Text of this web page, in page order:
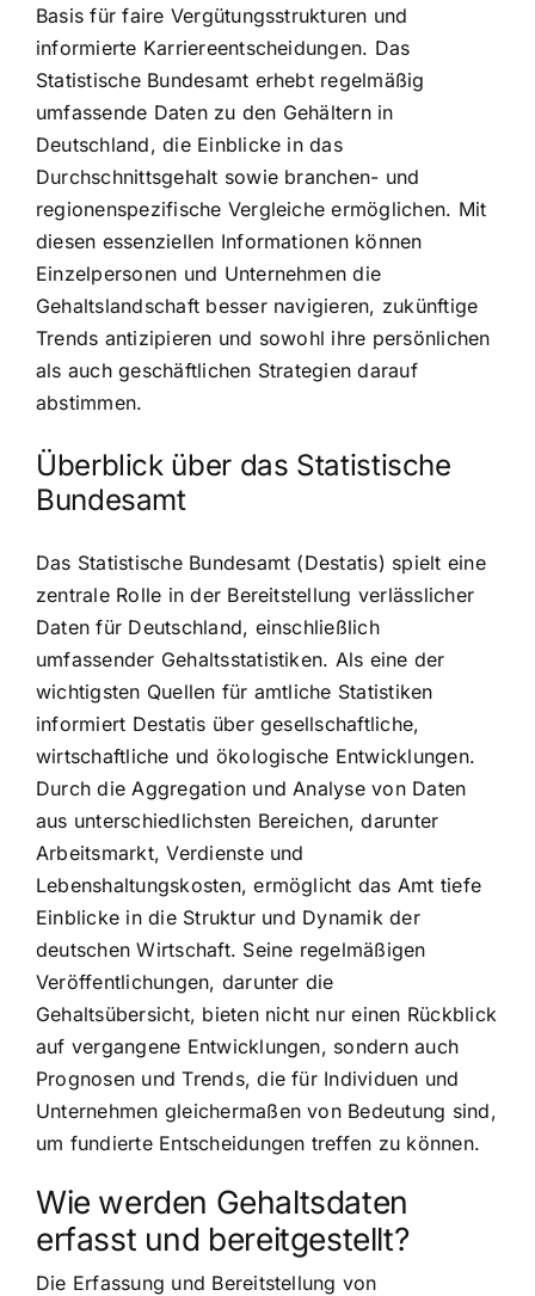
Basis für faire Vergütungsstrukturen und
informierte Karriereentscheidungen. Das
Statistische Bundesamt erhebt regelmäßig
umfassende Daten zu den Gehältern in
Deutschland, die Einblicke in das
Durchschnittsgehalt sowie branchen- und
regionenspezifische Vergleiche ermöglichen. Mit
diesen essenziellen Informationen können
Einzelpersonen und Unternehmen die
Gehaltslandschaft besser navigieren, zukünftige
Trends antizipieren und sowohl ihre persönlichen
als auch geschäftlichen Strategien darauf
abstimmen.
Überblick über das Statistische
Bundesamt
Das Statistische Bundesamt (Destatis) spielt eine
zentrale Rolle in der Bereitstellung verlässlicher
Daten für Deutschland, einschließlich
umfassender Gehaltsstatistiken. Als eine der
wichtigsten Quellen für amtliche Statistiken
informiert Destatis über gesellschaftliche,
wirtschaftliche und ökologische Entwicklungen.
Durch die Aggregation und Analyse von Daten
aus unterschiedlichsten Bereichen, darunter
Arbeitsmarkt, Verdienste und
Lebenshaltungskosten, ermöglicht das Amt tiefe
Einblicke in die Struktur und Dynamik der
deutschen Wirtschaft. Seine regelmäßigen
Veröffentlichungen, darunter die
Gehaltsübersicht, bieten nicht nur einen Rückblick
auf vergangene Entwicklungen, sondern auch
Prognosen und Trends, die für Individuen und
Unternehmen gleichermaßen von Bedeutung sind,
um fundierte Entscheidungen treffen zu können.
Wie werden Gehaltsdaten
erfasst und bereitgestellt?
Die Erfassung und Bereitstellung von